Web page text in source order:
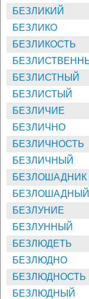
БЕЗЛИКИЙ
БЕЗЛИКО
БЕЗЛИКОСТЬ
БЕЗЛИСТНЫЙ
БЕЗЛИСТЫЙ
БЕЗЛИЧИЕ
БЕЗЛИЧНО
БЕЗЛИЧНОСТЬ
БЕЗЛИЧНЫЙ
БЕЗЛОШАДНИК
БЕЗЛОШАДНЫЙ
БЕЗЛУНИЕ
БЕЗЛУННЫЙ
БЕЗЛЮДЕТЬ
БЕЗЛЮДНО
БЕЗЛЮДНОСТЬ
БЕЗЛЮДНЫЙ